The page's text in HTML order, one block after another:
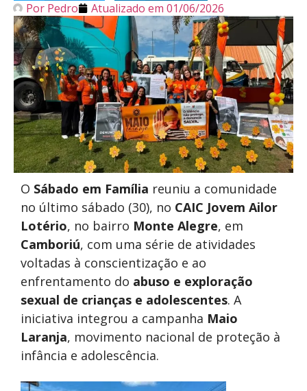
Por Pedro Atualizado em 01/06/2026
O Sábado em Família reuniu a comunidade
no último sábado (30), no CAIC Jovem Ailor
Lotério, no bairro Monte Alegre, em
Camboriú, com uma série de atividades
voltadas à conscientização e ao
enfrentamento do abuso e exploração
sexual de crianças e adolescentes. A
iniciativa integrou a campanha Maio
Laranja, movimento nacional de proteção à
infância e adolescência.